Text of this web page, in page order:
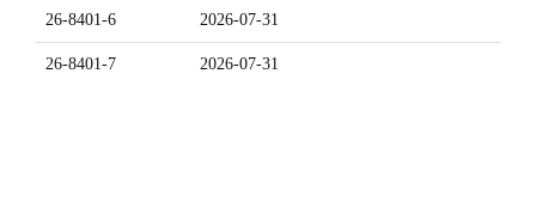
26-8401-6 2026-07-31
26-8401-7 2026-07-31